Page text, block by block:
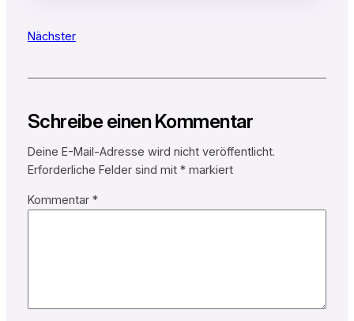
Nächster
Schreibe einen Kommentar
Deine E-Mail-Adresse wird nicht veröffentlicht.
Erforderliche Felder sind mit *markiert
Kommentar *